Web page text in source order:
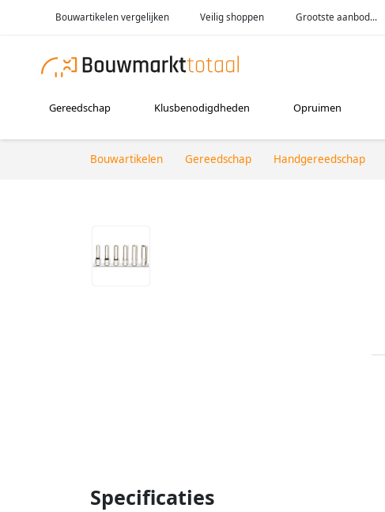
Bouwartikelen vergelijken Veilig shoppen Grootste aanbod...
Gereedschap Klusbenodigdheden Opruimen
Bouwartikelen Gereedschap Handgereedschap
Specificaties